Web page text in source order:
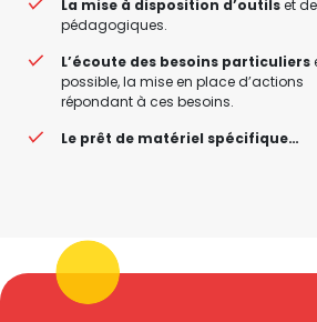
La mise à disposition d’outilset
pédagogiques.
L’écoute des besoins particuliers
possible, la mise en place d’actions
répondant à ces besoins.
Le prêt de matériel spécifique…